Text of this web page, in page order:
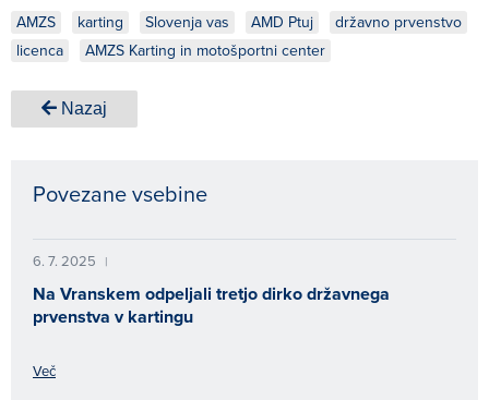
AMZS karting Slovenja vas AMD Ptuj
državno prvenstvo
licenca
AMZS Karting in motošportni center
Nazaj
Povezane vsebine
6. 7. 2025 |
Na Vranskem odpeljali tretjo dirko državnega
prvenstva v kartingu
Več